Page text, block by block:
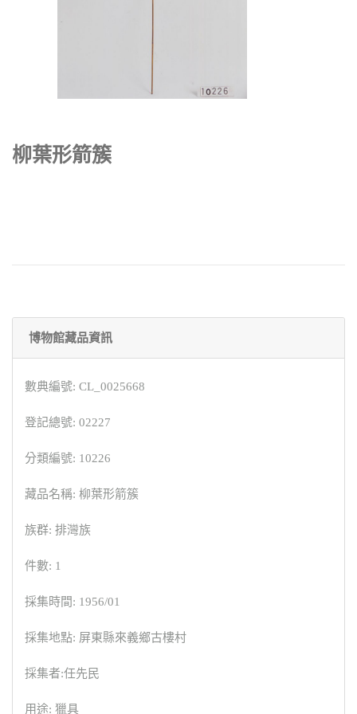
柳葉形箭簇
博物館藏品資訊
數典編號: CL_0025668
登記總號: 02227
分類編號: 10226
藏品名稱: 柳葉形箭簇
族群: 排灣族
件數: 1
採集時間: 1956/01
採集地點: 屏東縣來義鄉古樓村
採集者:任先民
用途: 獵具